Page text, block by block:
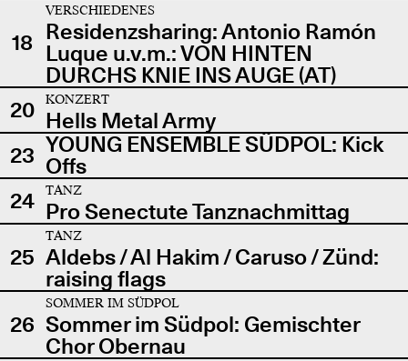
18
VERSCHIEDENES
Residenzsharing: Antonio Ramón
Luque u.v.m.: VON HINTEN
DURCHS KNIE INS AUGE (AT)
20
KONZERT
Hells Metal Army
23 YOUNG ENSEMBLE SÜDPOL: Kick
Offs
24
TANZ
Pro Senectute Tanznachmittag
25
TANZ
Aldebs / Al Hakim / Caruso / Zünd:
raising flags
26
SOMMER IM SÜDPOL
Sommer im Südpol: Gemischter
Chor Obernau